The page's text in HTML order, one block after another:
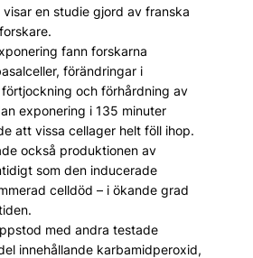
en studie gjord av franska
fann forskarna
förändringar i
och förhårdning av
exponering i 135 minuter
att vissa cellager helt föll ihop.
också produktionen av
som den inducerade
celldöd – i ökande grad
med andra testade
innehållande karbamidperoxid,